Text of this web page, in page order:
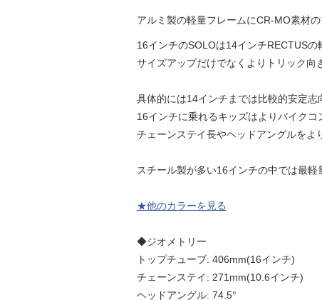
アルミ製の軽量フレームにCR-MO素材
16インチのSOLOは14インチRECTUSの
サイズアップだけでなくよりトリック向
具体的には14インチまでは比較的安定志
16インチに乗れるキッズはよりバイクコ
チェーンステイ長やヘッドアングルをよ
スチール製が多い16インチの中では最軽
★他のカラーを見る
◆ジオメトリー
トップチューブ: 406mm(16インチ)
チェーンステイ: 271mm(10.6インチ)
ヘッドアングル: 74.5°